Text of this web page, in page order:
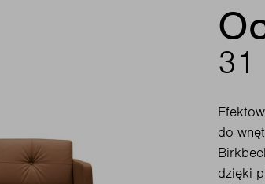
31
do
dzięki